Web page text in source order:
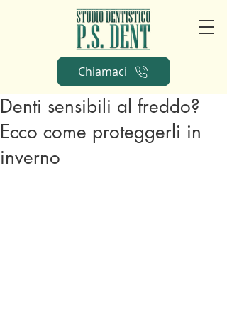
Chiamaci
Denti sensibili al freddo?
Ecco come proteggerli in
inverno